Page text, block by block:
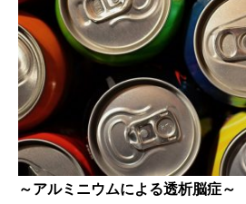
～アルミニウムによる透析脳症～